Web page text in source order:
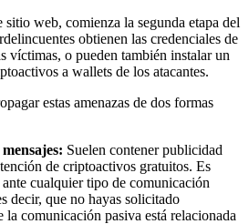
sitio web, comienza la segunda etapa del
obtienen las credenciales de
víctimas, o pueden también instalar un
a wallets de los atacantes.
estas amenazas de dos formas
Suelen contener publicidad
de criptoactivos gratuitos. Es
cualquier tipo de comunicación
decir, que no hayas solicitado
la comunicación pasiva está relacionada